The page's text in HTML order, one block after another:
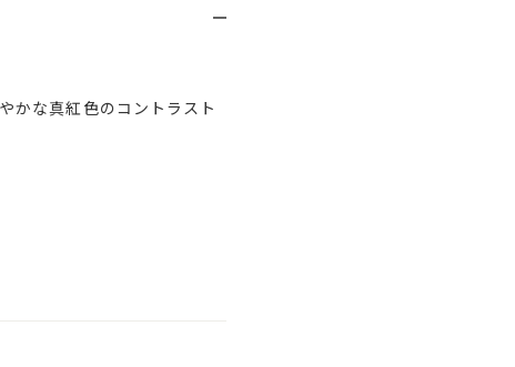
かな真紅色のコントラスト